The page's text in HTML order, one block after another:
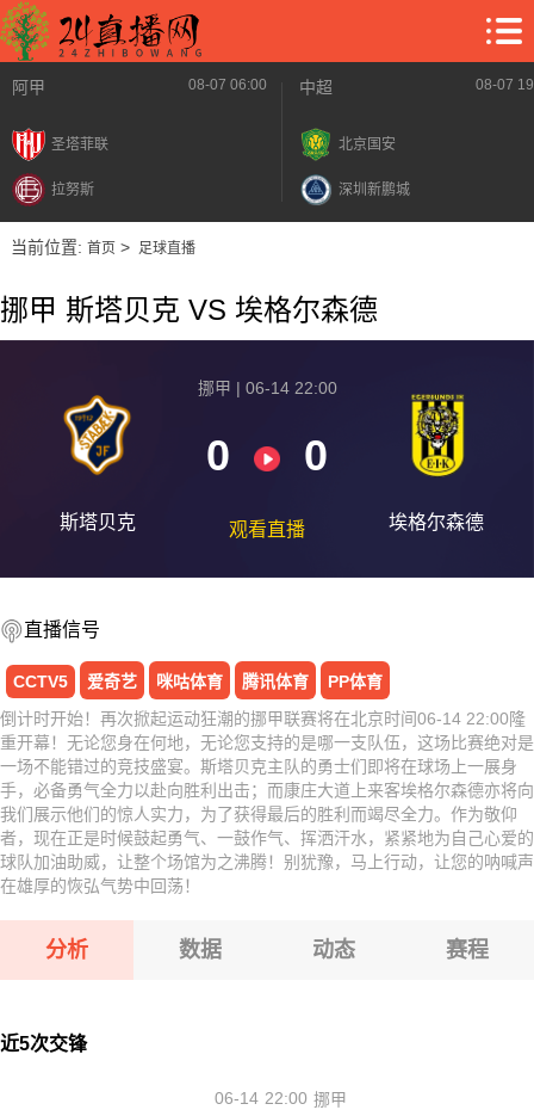
阿甲 08-07 06:00
圣塔菲联
拉努斯
中超 08-07
北京国安
深圳新鹏城
当前位置: 首页> 足球直播
挪甲 斯塔贝克 VS 埃格尔森德
斯塔贝克
挪甲 | 06-14 22:00
0 0
观看直播 埃格尔森德
直播信号
CCTV5 爱奇艺 咪咕体育 腾讯体育
PP体育
倒计时开始！再次掀起运动狂潮的挪甲联赛将在北京时间06-14 22:00隆
重开幕！无论您身在何地，无论您支持的是哪一支队伍，这场比赛绝对是
一场不能错过的竞技盛宴。斯塔贝克主队的勇士们即将在球场上一展身
手，必备勇气全力以赴向胜利出击；而康庄大道上来客埃格尔森德亦将向
我们展示他们的惊人实力，为了获得最后的胜利而竭尽全力。作为敬仰
者，现在正是时候鼓起勇气、一鼓作气、挥洒汗水，紧紧地为自己心爱的
球队加油助威，让整个场馆为之沸腾！别犹豫，马上行动，让您的呐喊声
在雄厚的恢弘气势中回荡！
分析 数据 动态 赛程
近5次交锋
22:00
06-14 挪甲